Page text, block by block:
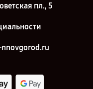
пл., 5